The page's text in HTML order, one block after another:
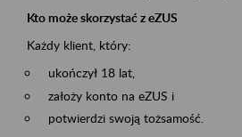
Kto może skorzystać z eZUS
Każdy klient, który:
ukończył 18 lat,
założy konto na eZUS i
potwierdzi swoją tożsamość.